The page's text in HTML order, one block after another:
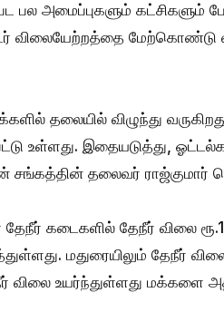
பல அமைப்புகளும் கட்சிகளும்
மேற்கொண்டு
தலையில் விழுந்து
உள்ளது. இதையடுத்து,
சங்கத்தின் தலைவர் ராஜ்குமார்
கடைகளில் தேநீர் விலை
மதுரையிலும் தேநீர்
விலை உயர்ந்துள்ளது மக்களை